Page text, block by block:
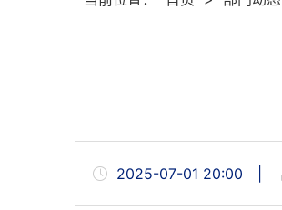
2025-07-01 20:00